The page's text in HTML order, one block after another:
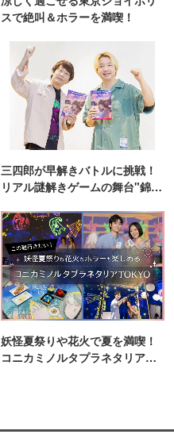
スで絶叫＆ホラーを満喫！
三四郎が早解きバトルに挑戦！
リアル謎解きゲームの舞台"錦糸
妖怪夏祭りや花火で夏を満喫！
コニカミノルタプラネタリア